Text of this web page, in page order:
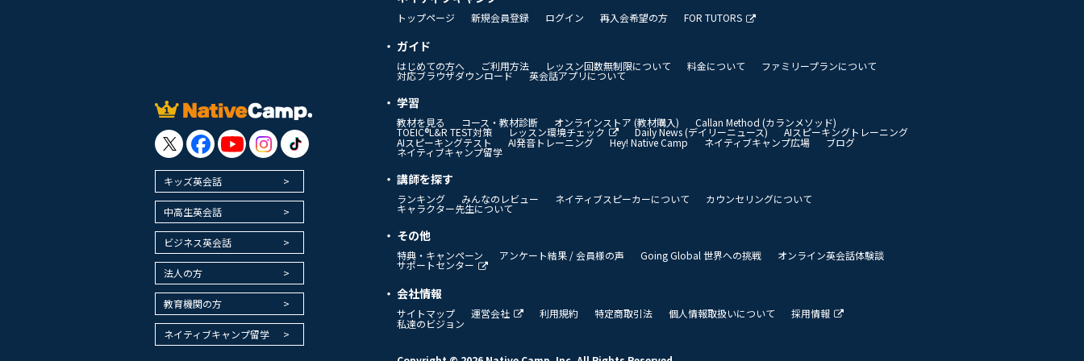
キッズ英会話
中高生英会話
ビジネス英会話
法人の方
教育機関の方
ネイティブキャンプ留学
トップページ 新規会員登録 ログイン 再入会希望の方 FOR TUTORS
ガイド
はじめての方へ ご利用方法 レッスン回数無制限について 料金について ファミリープランについて
対応ブラウザダウンロード 英会話アプリについて
学習
教材を見る コース・教材診断 オンラインストア (教材購入) Callan Method (カランメソッド)
TOEIC®L&R TEST対策 レッスン環境チェック Daily News (デイリーニュース)
AIスピーキングトレーニング
AIスピーキングテスト
AI発音トレーニング Hey! Native Camp ネイティブキャンプ広場 ブログ
ネイティブキャンプ留学
講師を探す
ランキング みんなのレビュー ネイティブスピーカーについて カウンセリングについて
キャラクター先生について
その他
特典・キャンペーン アンケート結果 / 会員様の声 Going Global 世界への挑戦 オンライン英会話体験談
サポートセンター
会社情報
サイトマップ 運営会社 利用規約 特定商取引法 個人情報取扱いについて 採用情報
私達のビジョン